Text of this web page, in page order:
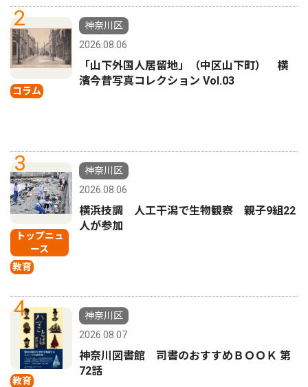
2
コラム
神奈川区
2026.08.06
「山下外国人居留地」（中区山下町） 横
濱今昔写真コレクション Vol.03
3
トップニュ
ース
教育
神奈川区
2026.08.06
横浜技調 人工干潟で生物観察 親子9組22
人が参加
4
教育
神奈川区
2026.08.07
神奈川図書館 司書のおすすめＢＯＯＫ 第
72話